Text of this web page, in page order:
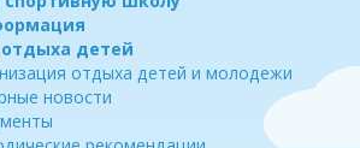
детей
отдыха детей и молодежи
новости